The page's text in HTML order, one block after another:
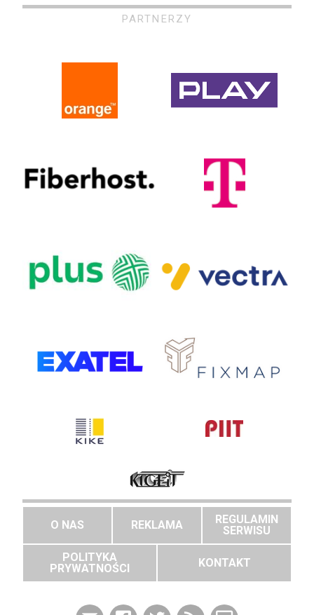
PARTNERZY
O NAS REKLAMA
REGULAMIN
SERWISU
POLITYKA
PRYWATNOŚCI
KONTAKT